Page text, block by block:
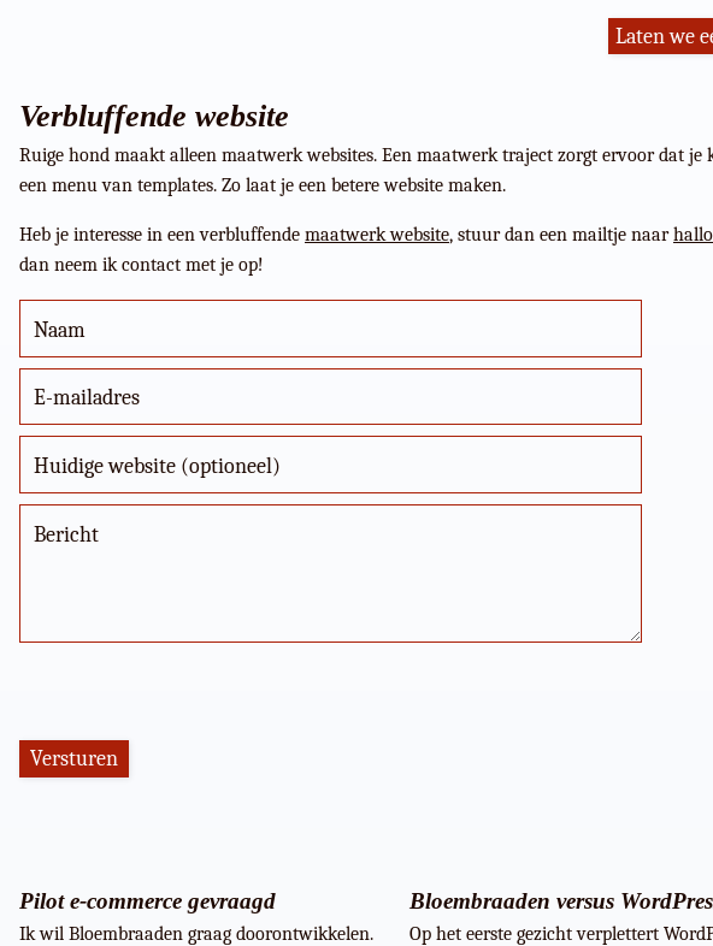
Laten we
Verbluffende website
Ruige hond maakt alleen maatwerk websites. Een maatwerk traject zorgt ervoor dat
een menu van templates. Zo laat je een betere website maken.
Heb je interesse in een verbluffende maatwerk website, stuur dan een mailtje naar
dan neem ik contact met je op!
Naam
E-mailadres
Huidige website (optioneel)
Bericht
Pilot e-commerce gevraagd
Ik wil Bloembraaden graag doorontwikkelen.
Bloembraaden versus
Op het eerste gezicht verplettert